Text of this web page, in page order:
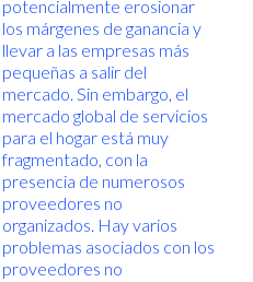
potencialmente erosionar
los márgenes de ganancia y
llevar a las empresas más
pequeñas a salir del
mercado. Sin embargo, el
mercado global de servicios
para el hogar está muy
fragmentado, con la
presencia de numerosos
proveedores no
organizados. Hay varios
problemas asociados con los
proveedores no